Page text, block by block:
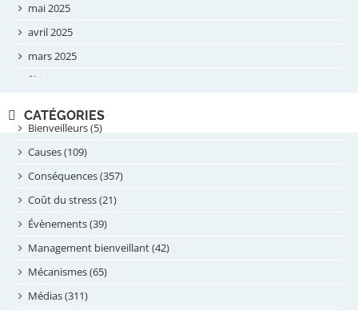
mai 2025
avril 2025
mars 2025
février 2025
septembre 2024
août 2024
juillet 2024
juin 2024
mai 2024
avril 2024
février 2024
janvier 2024
CATÉGORIES
Bienveilleurs (5)
Causes (109)
Conséquences (357)
Coût du stress (21)
Évènements (39)
Management bienveillant (42)
Mécanismes (65)
Médias (311)